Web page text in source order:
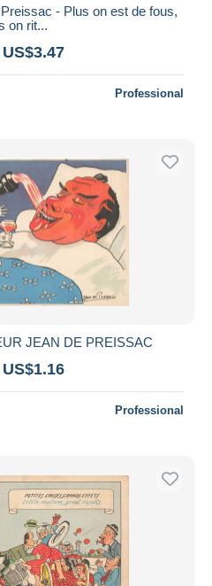
- Plus on est de fous,
on rit...
Professional
JEAN DE PREISSAC
Professional